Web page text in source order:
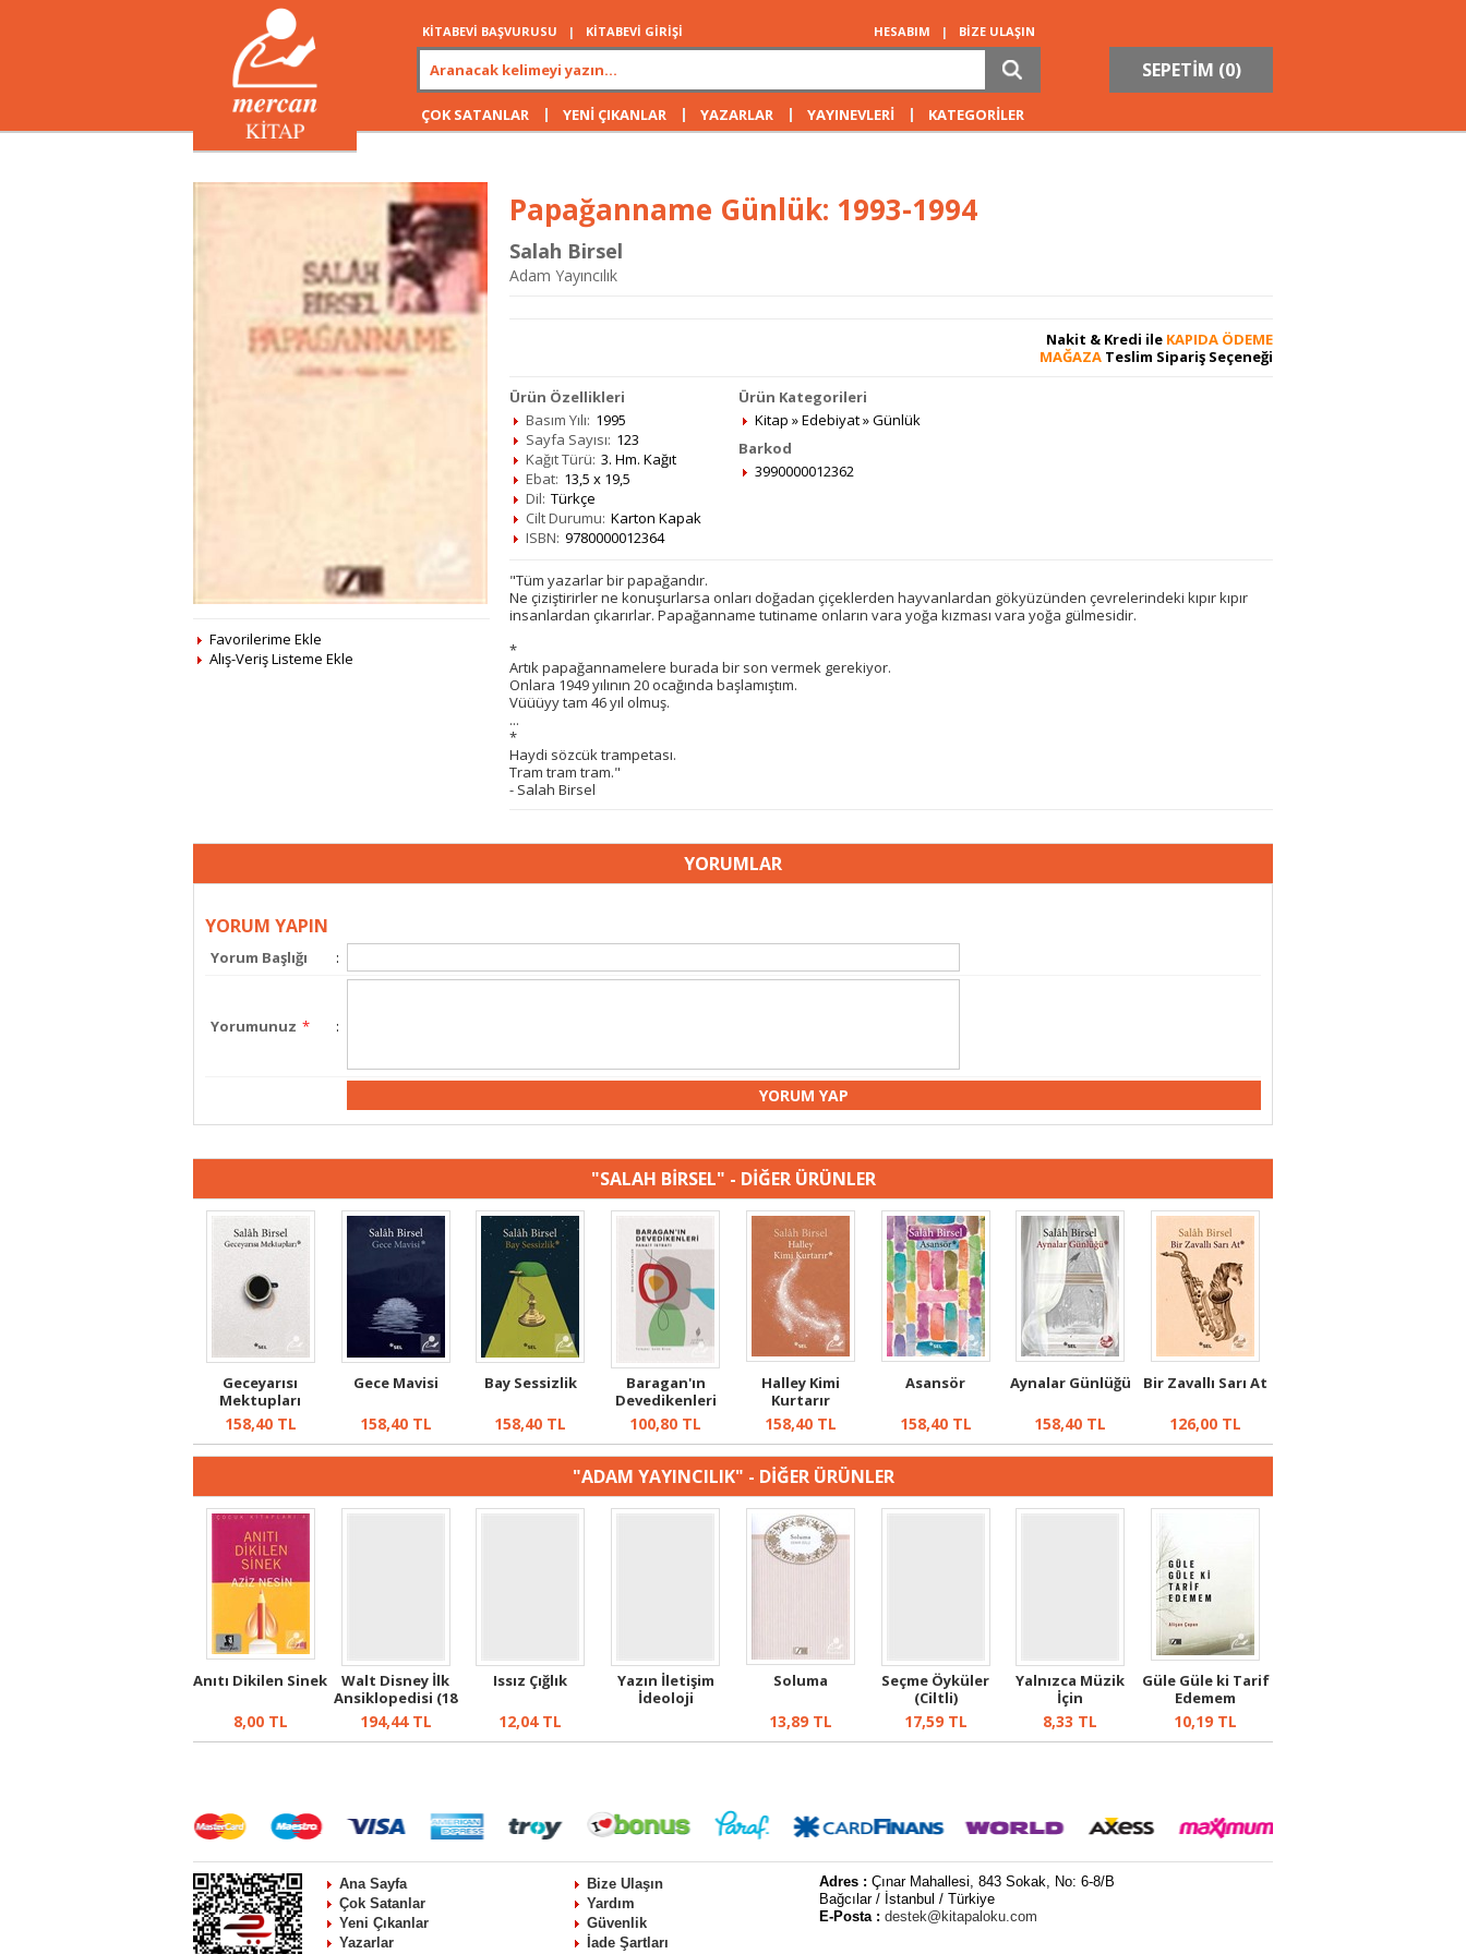
KİTABEVİ BAŞVURUSU | KİTABEVİ GİRİŞİ HESABIM | BİZE ULAŞIN
SEPETİM (0)
ÇOK SATANLAR | YENİ ÇIKANLAR | YAZARLAR | YAYINEVLERİ | KATEGORİLER
Favorilerime Ekle
Alış-Veriş Listeme Ekle
Papağanname Günlük: 1993-1994
Salah Birsel
Adam Yayıncılık
Nakit & Kredi ile KAPIDA ÖDEME
MAĞAZA Teslim Sipariş Seçeneği
Ürün Özellikleri
Basım Yılı: 1995
Sayfa Sayısı: 123
Kağıt Türü: 3. Hm. Kağıt
Ebat: 13,5 x 19,5
Dil: Türkçe
Cilt Durumu: Karton Kapak
ISBN: 9780000012364
Ürün Kategorileri
Kitap »Edebiyat»Günlük
Barkod
3990000012362
"Tüm yazarlar bir papağandır.
Ne çiziştirirler ne konuşurlarsa onları doğadan çiçeklerden hayvanlardan gökyüzünden çevrelerindeki kıpır kıpır
insanlardan çıkarırlar. Papağanname tutiname onların vara yoğa kızması vara yoğa gülmesidir.
*
Artık papağannamelere burada bir son vermek gerekiyor.
Onlara 1949 yılının 20 ocağında başlamıştım.
Vüüüyy tam 46 yıl olmuş.
...
*
Haydi sözcük trampetası.
Tram tram tram."
- Salah Birsel
YORUMLAR
YORUM YAPIN
Yorum Başlığı :
Yorumunuz * :
"SALAH BİRSEL" - DİĞER ÜRÜNLER
Geceyarısı
Mektupları
158,40TL
Gece Mavisi
158,40TL
Bay Sessizlik
158,40 TL
Baragan'ın
Devedikenleri
100,80 TL
Halley Kimi
Kurtarır
158,40TL
Asansör
158,40TL
Aynalar Günlüğü
158,40 TL
Bir Zavallı Sarı At
126,00 TL
"ADAM YAYINCILIK" - DİĞER ÜRÜNLER
Anıtı Dikilen Sinek
8,00TL
Walt Disney İlk
Ansiklopedisi (18
Cilt)
194,44TL
Issız Çığlık
12,04TL
Yazın İletişim
İdeoloji
Soluma
13,89TL
Seçme Öyküler
(Ciltli)
17,59TL
Yalnızca Müzik
İçin
8,33 TL
Güle Güle ki Tarif
Edemem
10,19 TL
Ana Sayfa
Çok Satanlar
Yeni Çıkanlar
Yazarlar
Bize Ulaşın
Yardım
Güvenlik
İade Şartları
Adres :Çınar Mahallesi, 843 Sokak, No: 6-8/B
Bağcılar / İstanbul / Türkiye
E-Posta :destek@kitapaloku.com